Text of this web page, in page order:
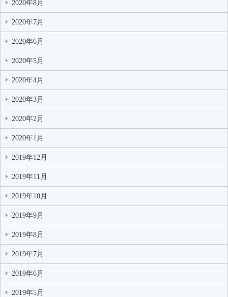
2020年8月
2020年7月
2020年6月
2020年5月
2020年4月
2020年3月
2020年2月
2020年1月
2019年12月
2019年11月
2019年10月
2019年9月
2019年8月
2019年7月
2019年6月
2019年5月